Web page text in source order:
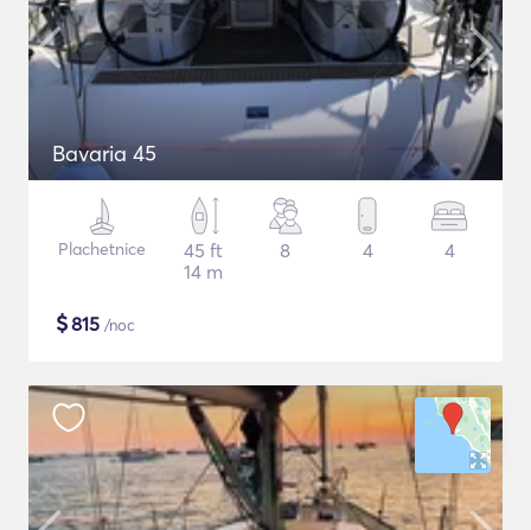
Bavaria 45
Plachetnice
45 ft
14 m
8 4 4
$815 /noc